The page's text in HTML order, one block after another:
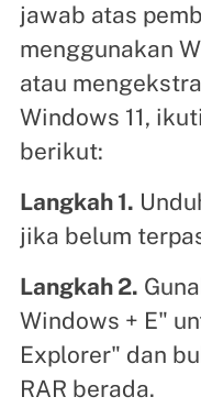
jawab atas
menggunakan
atau
Windows 11,
berikut:
Langkah 1.
jika belum
Langkah 2.
Windows + E"
Explorer" dan
RAR berada.